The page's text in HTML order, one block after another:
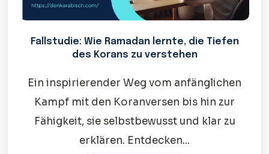
Fallstudie: Wie Ramadan lernte, die Tiefen
des Korans zu verstehen
Ein inspirierender Weg vom anfänglichen
Kampf mit den Koranversen bis hin zur
Fähigkeit, sie selbstbewusst und klar zu
erklären. Entdecken...